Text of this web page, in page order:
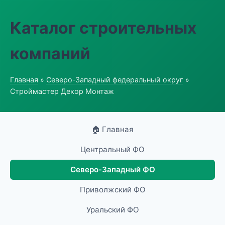
Каталог строительных
компаний
Главная » Северо-Западный федеральный округ »
Строймастер Декор Монтаж
🏠 Главная
Центральный ФО
Северо-Западный ФО
Приволжский ФО
Уральский ФО